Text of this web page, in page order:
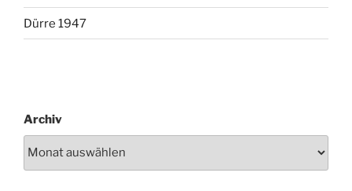
Dürre 1947
Archiv